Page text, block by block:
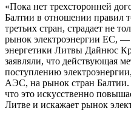
«Пока нет трехсторонней
Балтии в отношении правил
третьих стран, страдает не
рынок электроэнергии ЕС, —
энергетики Литвы Дайнюс
заявляли, что действующая
поступлению
АЭС, на рынок стран Балтии.
что это искусственно
Литве и искажает рынок